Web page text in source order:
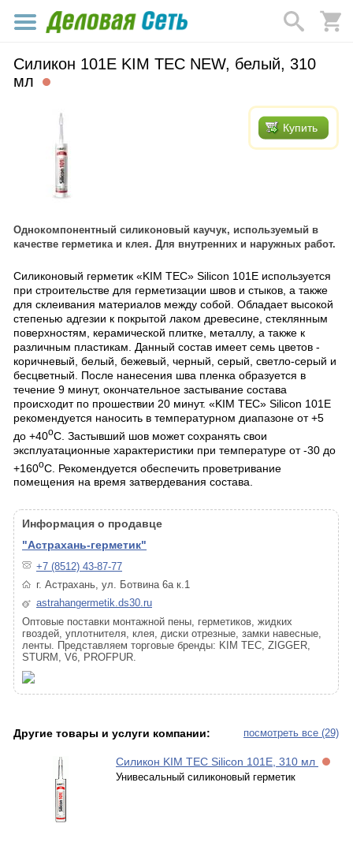
Силикон 101Е KIM TEC NEW, белый, 310
мл
Купить
Однокомпонентный cиликоновый каучук, используемый в
качестве герметика и клея. Для внутренних и наружных работ.
Силиконовый герметик «KIM TEC» Silicon 101Е используется
при строительстве для герметизации швов и стыков, а также
для склеивания материалов между собой. Обладает высокой
степенью адгезии к покрытой лаком древесине, стеклянным
поверхностям, керамической плитке, металлу, а также к
различным пластикам. Данный состав имеет семь цветов -
коричневый, белый, бежевый, черный, серый, светло-серый и
бесцветный. После нанесения шва пленка образуется в
течение 9 минут, окончательное застывание состава
происходит по прошествии 20 минут. «KIM TEC» Silicon 101Е
рекомендуется наносить в температурном диапазоне от +5
до +40оС. Застывший шов может сохранять свои
эксплуатационные характеристики при температуре от -30 до
+160оС. Рекомендуется обеспечить проветривание
помещения на время затвердевания состава.
Информация о продавце
"Астрахань-герметик"
+7 (8512) 43-87-77
г. Астрахань, ул. Ботвина 6а к.1
astrahangermetik.ds30.ru
Оптовые поставки монтажной пены, герметиков, жидких
гвоздей, уплотнителя, клея, диски отрезные, замки навесные,
ленты. Представляем торговые бренды: KIM TEC, ZIGGER,
STURM, V6, PROFPUR.
посмотреть все (29)
Другие товары и услуги компании:
Силикон KIM TEC Silicon 101E, 310 мл
Унивесальный силиконовый герметик